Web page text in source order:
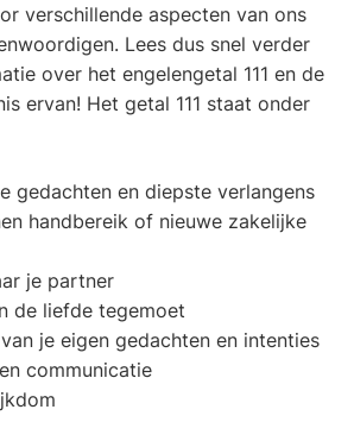
verschillende aspecten van ons
Lees dus snel verder
over het engelengetal 111 en de
ervan! Het getal 111 staat onder
gedachten en diepste verlangens
handbereik of nieuwe zakelijke
je partner
de liefde tegemoet
je eigen gedachten en intenties
communicatie